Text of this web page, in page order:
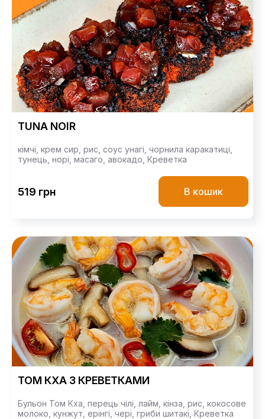
TUNA NOIR
кімчі, крем сир, рис, соус унагі, чорнила каракатиці,
тунець, норі, масаго, авокадо, Креветка
519 грн В кошик
ТОМ КХА З КРЕВЕТКАМИ
Бульон Том Кха, перець чілі, лайм, кінза, рис, кокосове
молоко, кунжут, ерінгі, чері, гриби шитакі, Креветка